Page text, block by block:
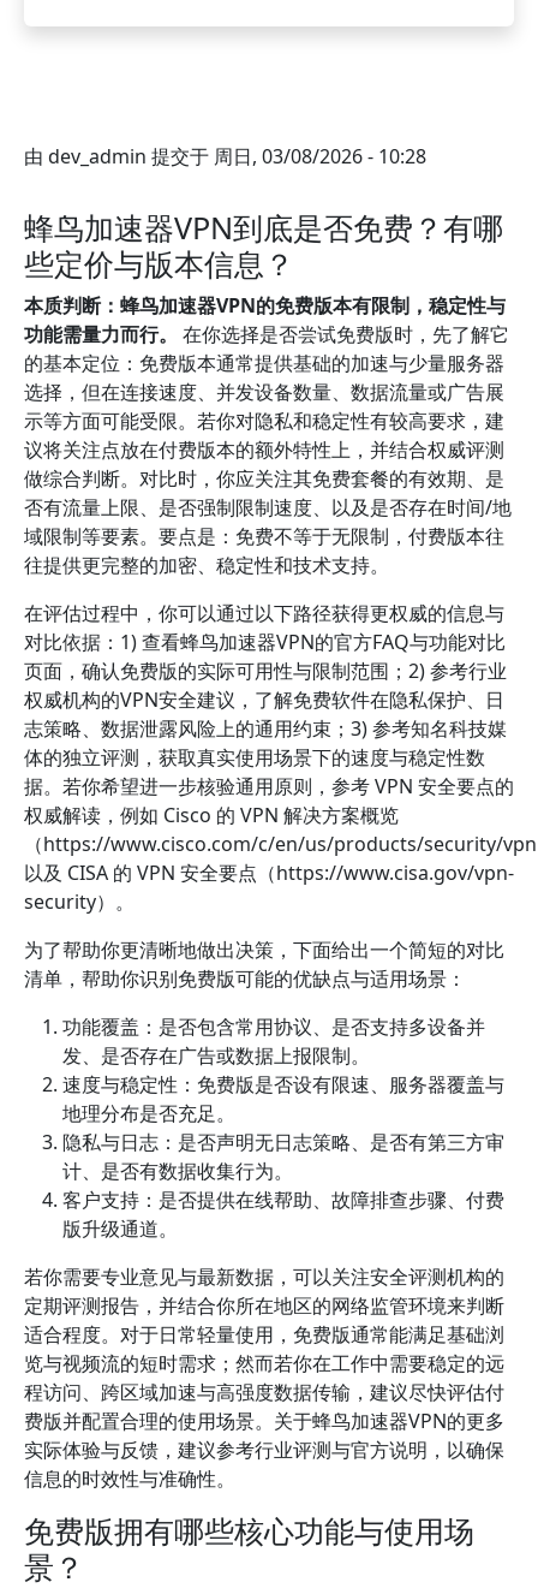
由 dev_admin 提交于 周日, 03/08/2026 - 10:28
蜂鸟加速器VPN到底是否免费？有哪
些定价与版本信息？
本质判断：蜂鸟加速器VPN的免费版本有限制，稳定性与
功能需量力而行。
在你选择是否尝试免费版时，先了解它
的基本定位：免费版本通常提供基础的加速与少量服务器
选择，但在连接速度、并发设备数量、数据流量或广告展
示等方面可能受限。若你对隐私和稳定性有较高要求，建
议将关注点放在付费版本的额外特性上，并结合权威评测
做综合判断。对比时，你应关注其免费套餐的有效期、是
否有流量上限、是否强制限制速度、以及是否存在时间/地
域限制等要素。要点是：免费不等于无限制，付费版本往
往提供更完整的加密、稳定性和技术支持。
在评估过程中，你可以通过以下路径获得更权威的信息与
对比依据：1) 查看蜂鸟加速器VPN的官方FAQ与功能对比
页面，确认免费版的实际可用性与限制范围；2) 参考行业
权威机构的VPN安全建议，了解免费软件在隐私保护、日
志策略、数据泄露风险上的通用约束；3) 参考知名科技媒
体的独立评测，获取真实使用场景下的速度与稳定性数
据。若你希望进一步核验通用原则，参考 VPN 安全要点的
权威解读，例如 Cisco 的 VPN 解决方案概览
（https://www.cisco.com/c/en/us/products/security/
以及 CISA 的 VPN 安全要点（https://www.cisa.gov/vpn-
security）。
为了帮助你更清晰地做出决策，下面给出一个简短的对比
清单，帮助你识别免费版可能的优缺点与适用场景：
功能覆盖：是否包含常用协议、是否支持多设备并
发、是否存在广告或数据上报限制。
速度与稳定性：免费版是否设有限速、服务器覆盖与
地理分布是否充足。
隐私与日志：是否声明无日志策略、是否有第三方审
计、是否有数据收集行为。
客户支持：是否提供在线帮助、故障排查步骤、付费
版升级通道。
若你需要专业意见与最新数据，可以关注安全评测机构的
定期评测报告，并结合你所在地区的网络监管环境来判断
适合程度。对于日常轻量使用，免费版通常能满足基础浏
览与视频流的短时需求；然而若你在工作中需要稳定的远
程访问、跨区域加速与高强度数据传输，建议尽快评估付
费版并配置合理的使用场景。关于蜂鸟加速器VPN的更多
实际体验与反馈，建议参考行业评测与官方说明，以确保
信息的时效性与准确性。
免费版拥有哪些核心功能与使用场
景？